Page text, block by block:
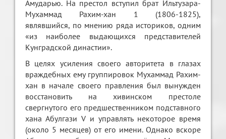
Амударью. На престол вступил брат Ильтузара-
Мухаммад Рахим-хан 1 (1806-1825),
являвшийся, по мнению ряда историков, одним
«из наиболее выдающихся представителей
Кунградской династии».
В целях усиления своего авторитета в глазах
враждебных ему группировок Мухаммад Рахим-
хан в начале своего правления был вынужден
восстановить на хивинском престоле
свергнутого его предшественником подставного
хана Абулгази V и управлять некоторое время
(около 5 месяцев) от его имени. Однако вскоре